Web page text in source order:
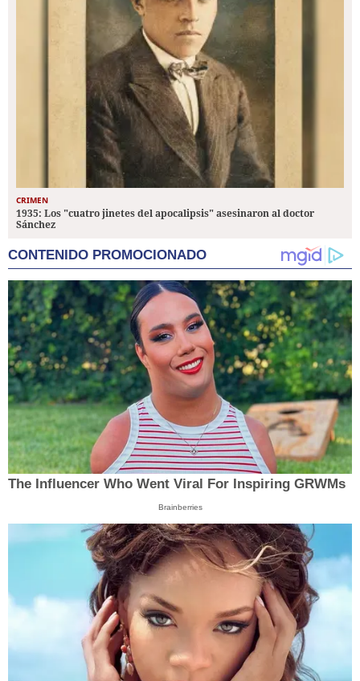
CRIMEN
1935: Los "cuatro jinetes del apocalipsis" asesinaron al doctor
Sánchez
CONTENIDO PROMOCIONADO
The Influencer Who Went Viral For Inspiring GRWMs
Brainberries